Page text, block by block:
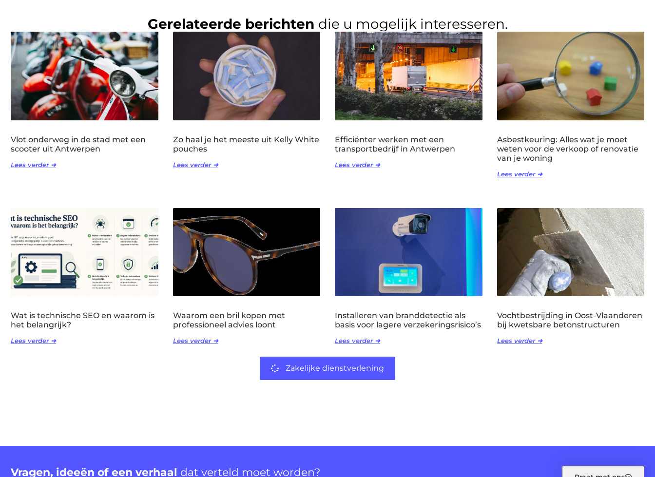
Gerelateerde berichten die u mogelijk interesseren.
Vlot onderweg in de stad met een
scooter uit Antwerpen
Lees verder ➜
Zo haal je het meeste uit Kelly White
pouches
Lees verder ➜
Efficiënter werken met een
transportbedrijf in Antwerpen
Lees verder ➜
Asbestkeuring: Alles wat je moet
weten voor de verkoop of renovatie
van je woning
Lees verder ➜
Wat is technische SEO en waarom is
het belangrijk?
Lees verder ➜
Waarom een bril kopen met
professioneel advies loont
Lees verder ➜
Installeren van branddetectie als
basis voor lagere verzekeringsrisico’s
Lees verder ➜
Vochtbestrijding in Oost-Vlaanderen
bij kwetsbare betonstructuren
Lees verder ➜
Zakelijke dienstverlening
Vragen, ideeën of een verhaal dat verteld moet worden?